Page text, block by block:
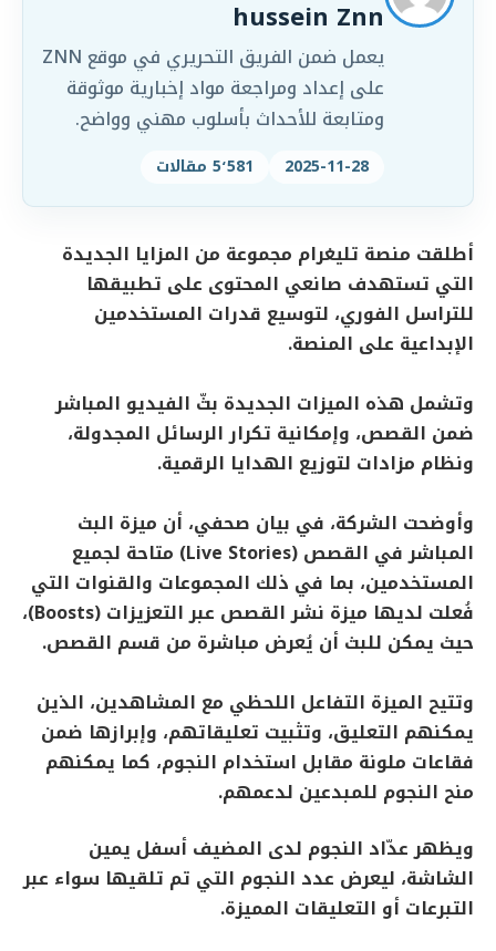
hussein Znn
يعمل ضمن الفريق التحريري في موقع ZNN
على إعداد ومراجعة مواد إخبارية موثوقة
ومتابعة للأحداث بأسلوب مهني وواضح.
2025-11-28 5٬581 مقالات
أطلقت منصة تليغرام مجموعة من المزايا الجديدة
التي تستهدف صانعي المحتوى على تطبيقها
للتراسل الفوري، لتوسيع قدرات المستخدمين
الإبداعية على المنصة.
وتشمل هذه الميزات الجديدة بثّ الفيديو المباشر
ضمن القصص، وإمكانية تكرار الرسائل المجدولة،
ونظام مزادات لتوزيع الهدايا الرقمية.
وأوضحت الشركة، في بيان صحفي، أن ميزة البث
المباشر في القصص (Live Stories) متاحة لجميع
المستخدمين، بما في ذلك المجموعات والقنوات التي
فُعلت لديها ميزة نشر القصص عبر التعزيزات (Boosts)،
حيث يمكن للبث أن يُعرض مباشرة من قسم القصص.
وتتيح الميزة التفاعل اللحظي مع المشاهدين، الذين
يمكنهم التعليق، وتثبيت تعليقاتهم، وإبرازها ضمن
فقاعات ملونة مقابل استخدام النجوم، كما يمكنهم
منح النجوم للمبدعين لدعمهم.
ويظهر عدّاد النجوم لدى المضيف أسفل يمين
الشاشة، ليعرض عدد النجوم التي تم تلقيها سواء عبر
التبرعات أو التعليقات المميزة.